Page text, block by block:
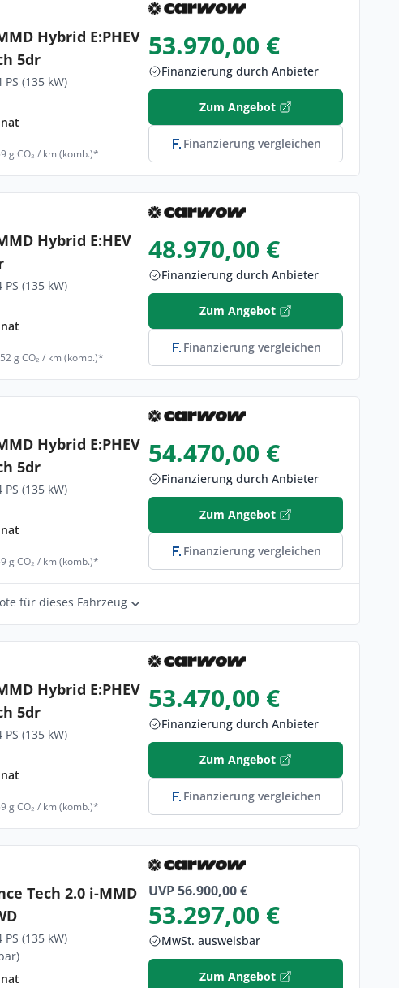
Hybrid E:PHEV
5dr
PS (135 kW)
g CO₂ / km (komb.)*
53.970,00 €
Finanzierung durch Anbieter
Zum Angebot
Finanzierung vergleichen
Hybrid E:HEV
PS (135 kW)
g CO₂ / km (komb.)*
48.970,00 €
Finanzierung durch Anbieter
Zum Angebot
Finanzierung vergleichen
Hybrid E:PHEV
5dr
PS (135 kW)
g CO₂ / km (komb.)*
54.470,00 €
Finanzierung durch Anbieter
Zum Angebot
Finanzierung vergleichen
für dieses Fahrzeug
Hybrid E:PHEV
5dr
PS (135 kW)
g CO₂ / km (komb.)*
53.470,00 €
Finanzierung durch Anbieter
Zum Angebot
Finanzierung vergleichen
Tech 2.0 i-MMD
PS (135 kW)
UVP 56.900,00 €
53.297,00 €
MwSt. ausweisbar
Zum Angebot